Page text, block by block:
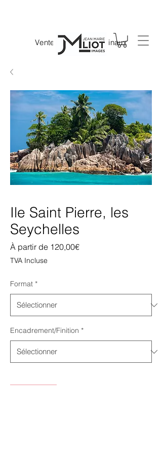
Vente de tirages originaux
Ile Saint Pierre, les
Seychelles
À partir de 120,00€Prix
TVA Incluse
Format *
Encadrement/Finition *